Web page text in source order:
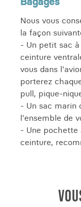
Nous vous
la façon
- Un petit sac
ceinture
vous dans
porterez
pull, pique-
- Un sac marin
l'ensemble de
- Une pochette
ceinture,